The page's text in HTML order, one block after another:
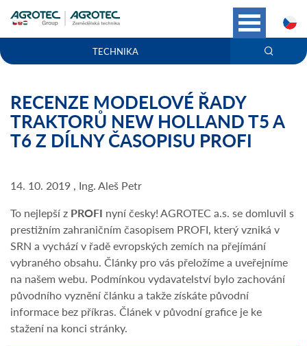
TECHNIKA
RECENZE MODELOVÉ ŘADY
TRAKTORŮ NEW HOLLAND T5 A
T6 Z DÍLNY ČASOPISU PROFI
14. 10. 2019 , Ing. Aleš Petr
To nejlepší z PROFI nyní česky! AGROTEC a.s. se domluvil s
prestižním zahraničním časopisem PROFI, který vzniká v
SRN a vychází v řadě evropských zemích na přejímání
vybraného obsahu. Články pro vás přeložíme a uveřejníme
na našem webu. Podmínkou vydavatelství bylo zachování
původního vyznění článku a takže získáte původní
informace bez příkras. Článek v původní grafice je ke
stažení na konci stránky.